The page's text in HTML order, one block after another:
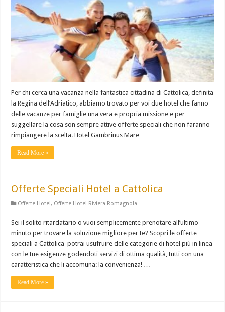
Per chi cerca una vacanza nella fantastica cittadina di Cattolica, definita
la Regina dell’Adriatico, abbiamo trovato per voi due hotel che fanno
delle vacanze per famiglie una vera e propria missione e per
suggellare la cosa son sempre attive offerte speciali che non faranno
rimpiangere la scelta. Hotel Gambrinus Mare …
Read More »
Offerte Speciali Hotel a Cattolica
Offerte Hotel, Offerte Hotel Riviera Romagnola
Sei il solito ritardatario o vuoi semplicemente prenotare all’ultimo
minuto per trovare la soluzione migliore per te? Scopri le offerte
speciali a Cattolica potrai usufruire delle categorie di hotel più in linea
con le tue esigenze godendoti servizi di ottima qualità, tutti con una
caratteristica che li accomuna: la convenienza! …
Read More »